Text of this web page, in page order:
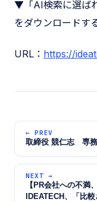
▼「AI検索に選ば
をダウンロードす
URL： https://
← PREV
取締役 競仁志 専
NEXT →
【PR会社への不満
IDEATECH、「比